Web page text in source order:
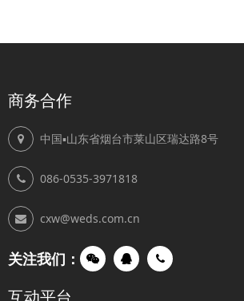
商务合作
中国▪山东省烟台市莱山区瑞达路8号
086-0535-3971818
cxw@weds.com.cn
关注我们：
互动平台